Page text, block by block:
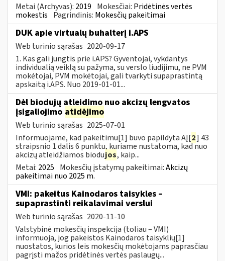
Metai (Archyvas): 2019 Mokesčiai: Pridėtinės vertės
mokestis Pagrindinis: Mokesčių pakeitimai
DUK apie virtualų buhalterį i.APS
Web turinio sąrašas 2020-09-17
1. Kas gali jungtis prie i.APS? Gyventojai, vykdantys
individualią veiklą su pažyma, su verslo liudijimu, ne PVM
mokėtojai, PVM mokėtojai, gali tvarkyti supaprastintą
apskaitą i.APS. Nuo 2019-01-01...
Dėl biodujų atleidimo nuo akcizų lengvatos
įsigaliojimo atidėjimo
Web turinio sąrašas 2025-07-01
Informuojame, kad pakeitimu[1] buvo papildyta AĮ[2] 43
straipsnio 1 dalis 6 punktu, kuriame nustatoma, kad nuo
akcizų atleidžiamos biodujos, kaip...
Metai: 2025 Mokesčių įstatymų pakeitimai:Akcizų
pakeitimai nuo 2025 m.
VMI: pakeitus Kainodaros taisykles –
supaprastinti reikalavimai verslui
Web turinio sąrašas 2020-11-10
Valstybinė mokesčių inspekcija (toliau – VMI)
informuoja, jog pakeistos Kainodaros taisyklių[1]
nuostatos, kurios leis mokesčių mokėtojams paprasčiau
pagrįsti mažos pridėtinės vertės paslaugų...